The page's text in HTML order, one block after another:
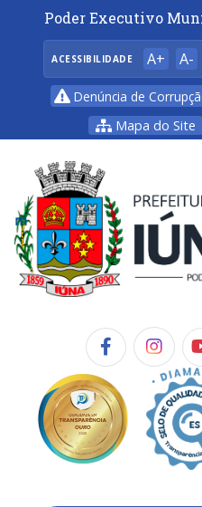
Poder Executivo
ACESSIBILIDADE A+ A-
Denúncia de
Mapa do Site